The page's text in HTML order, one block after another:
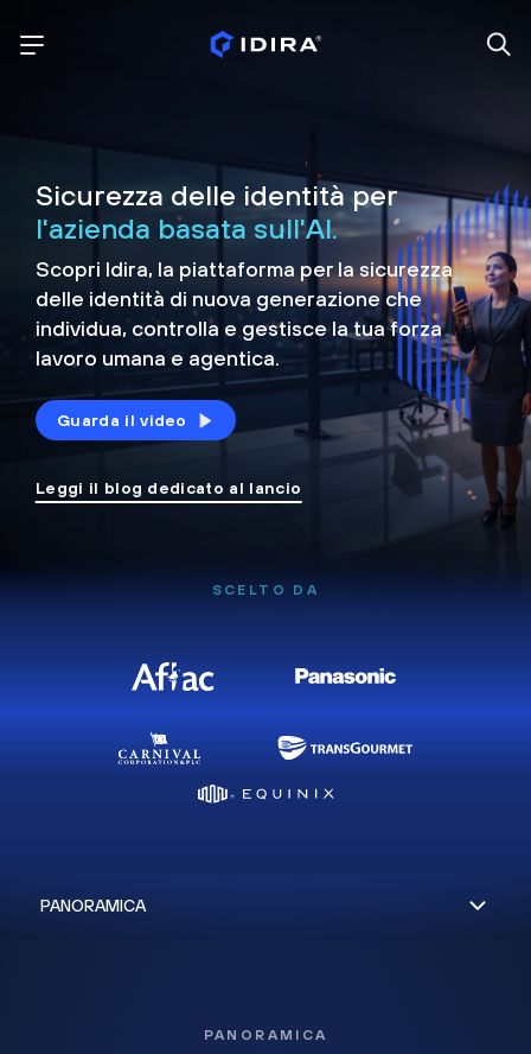
Sicurezza delle identità per
l'azienda basata sull'AI.
Scopri Idira, la piattaforma per la sicurezza
delle identità di nuova generazione che
individua, controlla e gestisce la tua forza
lavoro umana e agentica.
Guarda il video
Leggi il blog dedicato al lancio
SCELTO DA
PANORAMICA